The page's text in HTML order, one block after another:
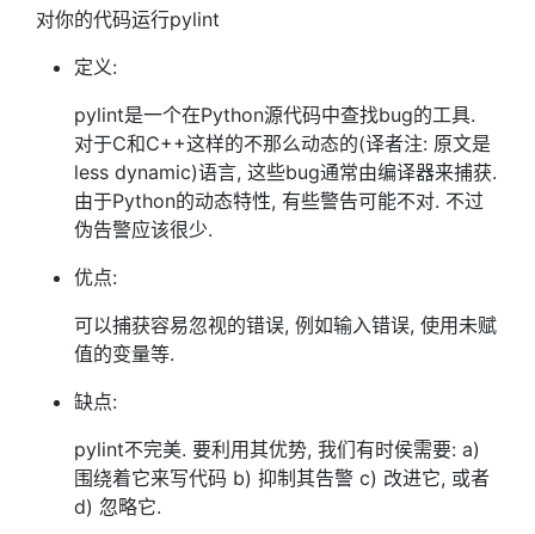
对你的代码运行pylint
定义:
pylint是一个在Python源代码中查找bug的工具.
对于C和C++这样的不那么动态的(译者注: 原文是
less dynamic)语言, 这些bug通常由编译器来捕获.
由于Python的动态特性, 有些警告可能不对. 不过
伪告警应该很少.
优点:
可以捕获容易忽视的错误, 例如输入错误, 使用未赋
值的变量等.
缺点:
pylint不完美. 要利用其优势, 我们有时侯需要: a)
围绕着它来写代码 b) 抑制其告警 c) 改进它, 或者
d) 忽略它.